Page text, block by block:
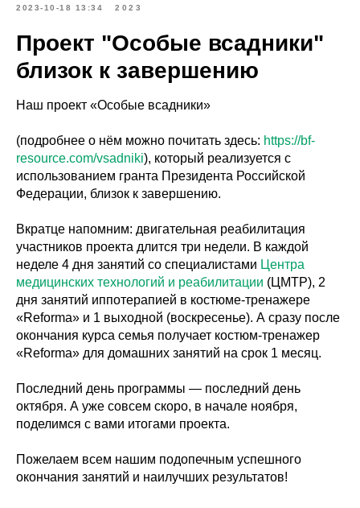
2023-10-18 13:34 2023
Проект "Особые всадники"
близок к завершению
Наш проект «Особые всадники»
(подробнее о нём можно почитать здесь: https://bf-
resource.com/vsadniki), который реализуется с
использованием гранта Президента Российской
Федерации, близок к завершению.
Вкратце напомним: двигательная реабилитация
участников проекта длится три недели. В каждой
неделе 4 дня занятий со специалистами Центра
медицинских технологий и реабилитации (ЦМТР), 2
дня занятий иппотерапией в костюме-тренажере
«Reforma» и 1 выходной (воскресенье). А сразу после
окончания курса семья получает костюм-тренажер
«Reforma» для домашних занятий на срок 1 месяц.
Последний день программы — последний день
октября. А уже совсем скоро, в начале ноября,
поделимся с вами итогами проекта.
Пожелаем всем нашим подопечным успешного
окончания занятий и наилучших результатов!